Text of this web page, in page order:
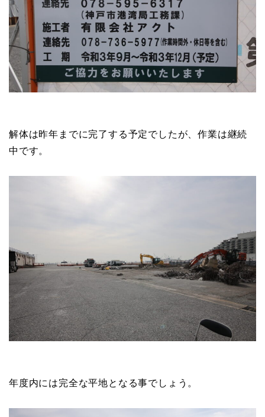
解体は昨年までに完了する予定でしたが、作業は継続
中です。
年度内には完全な平地となる事でしょう。